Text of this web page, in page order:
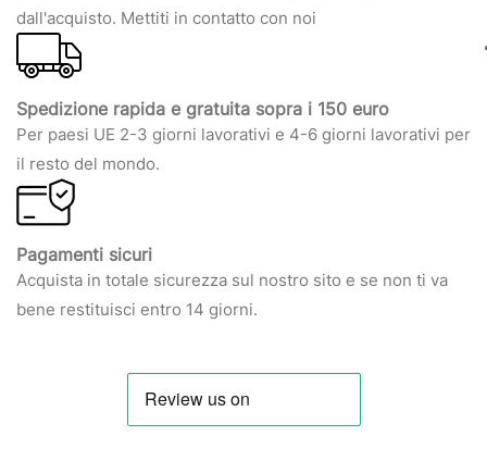
dall'acquisto. Mettiti in contatto con noi
Spedizione rapida e gratuita sopra i 150 euro
Per paesi UE 2-3 giorni lavorativi e 4-6 giorni lavorativi per
il resto del mondo.
Pagamenti sicuri
Acquista in totale sicurezza sul nostro sito e se non ti va
bene restituisci entro 14 giorni.